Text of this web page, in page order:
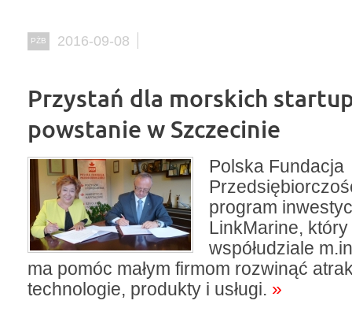
PŻB 2016-09-08
Przystań dla morskich
powstanie w Szczecinie
Polska Fundacja
program
LinkMarine,
współudziale
ma pomóc małym firmom rozwinąć
technologie, produkty i usługi. »